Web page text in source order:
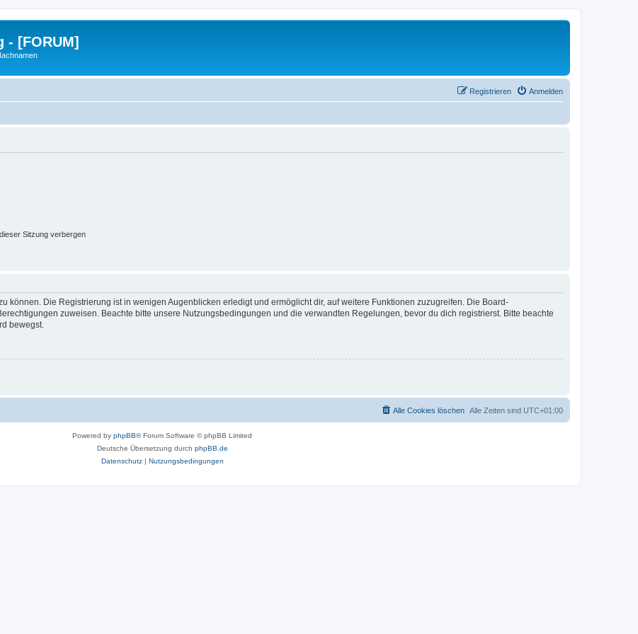
- [FORUM]
Anmelden
Registrieren
Sitzung verbergen
können. Die Registrierung ist in wenigen Augenblicken erledigt und ermöglicht dir, auf weitere Funktionen zuzugreifen. Die Board-
zuweisen. Beachte bitte unsere Nutzungsbedingungen und die verwandten Regelungen, bevor du dich registrierst. Bitte beachte
bewegst.
Alle Zeiten sind UTC+01:00
Alle Cookies löschen
Powered by phpBB® Forum Software © phpBB Limited
Deutsche Übersetzung durch phpBB.de
Datenschutz| Nutzungsbedingungen